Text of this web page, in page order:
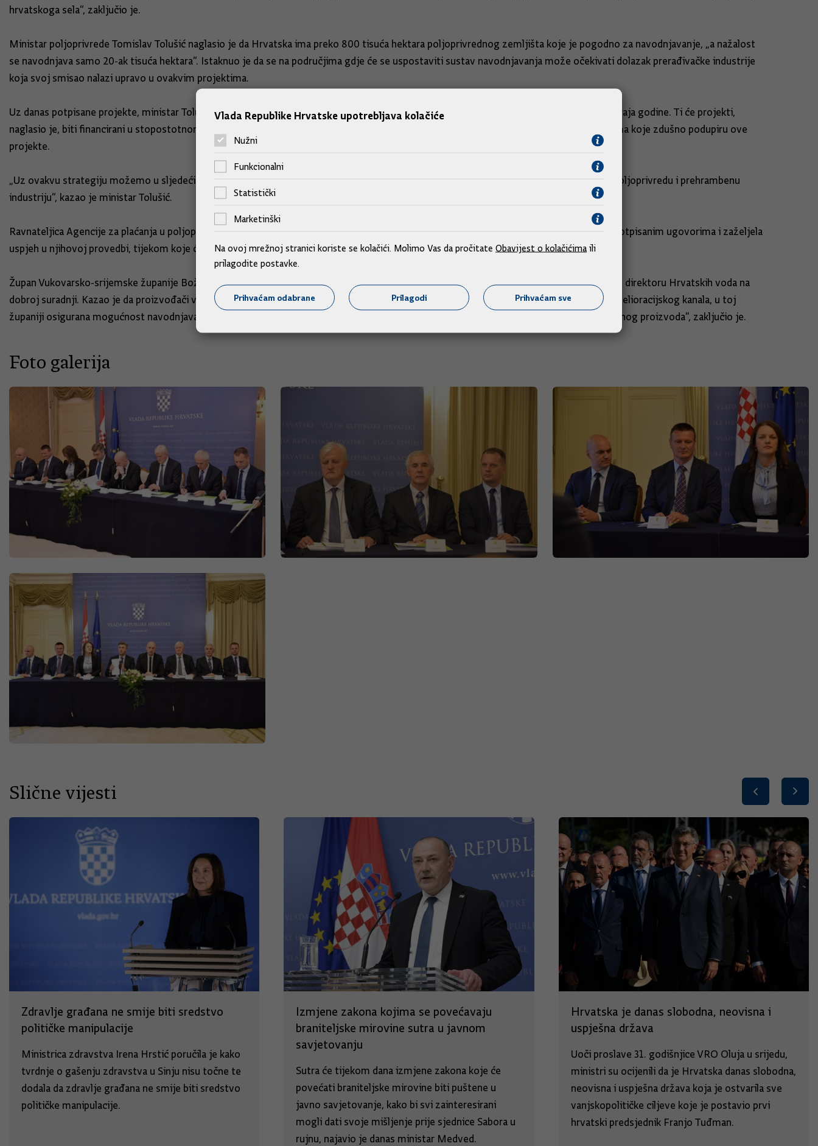
hrvatskoga sela“, zaključio je.
Ministar poljoprivrede Tomislav Tolušić naglasio je da Hrvatska ima preko 800 tisuća hektara poljoprivrednog zemljišta koje je pogodno za navodnjavanje, „a nažalost
se navodnjava samo 20-ak tisuća hektara“. Istaknuo je da se na područjima gdje će se uspostaviti sustav navodnjavanja može očekivati dolazak prerađivačke industrije
koja svoj smisao nalazi upravo u ovakvim projektima.
Uz danas potpisane projekte, ministar Tolušić kazao je da je u pripremi još sedam do osam projekata za koje će se natječaj raspisati do kraja godine. Ti će projekti,
naglasio je, biti financirani u stopostotnom iznosu. „Znači, trošak za same korisnike je nula posto“, rekao je. Zahvalio je Hrvatskim vodama koje zdušno podupiru ove
projekte.
„Uz ovakvu strategiju možemo u sljedećih pet godina udvostručiti površine pod sustavom navodnjavanja i nastaviti razvijati hrvatsku poljoprivredu i prehrambenu
industriju“, kazao je ministar Tolušić.
Ravnateljica Agencije za plaćanja u poljoprivredi, ribarstvu i ruralnom razvoju Matilda Copić čestitala je predstavnicima pet županija na potpisanim ugovorima i zaželjela
uspjeh u njihovoj provedbi, tijekom koje će im Agencija i dalje stajati na raspolaganju.
Župan Vukovarsko-srijemske županije Božo Galić zahvalio je ministru poljoprivrede na kvalitetnoj operativnoj pripremi ovih projekata, te direktoru Hrvatskih voda na
dobroj suradnji. Kazao je da proizvođači već čekaju da voda dođe do njihovih parcela, napomenuvši da je ovim projektom i izgradnjom melioracijskog kanala, u toj
županiji osigurana mogućnost navodnjavanja 1400 hektara poljoprivrednih površina. „Bez toga nema kvalitetne proizvodnje i konkurentnog proizvoda“, zaključio je.
Foto galerija
Slične vijesti
Zdravlje građana ne smije biti sredstvo
političke manipulacije
Ministrica zdravstva Irena Hrstić poručila je kako
tvrdnje o gašenju zdravstva u Sinju nisu točne te
dodala da zdravlje građana ne smije biti sredstvo
političke manipulacije.
Izmjene zakona kojima se povećavaju
braniteljske mirovine sutra u javnom
savjetovanju
Sutra će tijekom dana izmjene zakona koje će
povećati braniteljske mirovine biti puštene u
javno savjetovanje, kako bi svi zainteresirani
mogli dati svoje mišljenje prije sjednice Sabora u
rujnu, najavio je danas ministar Medved.
Hrvatska je danas slobodna, neovisna i
uspješna država
Uoči proslave 31. godišnjice VRO Oluja u srijedu,
ministri su ocijenili da je Hrvatska danas slobodna,
neovisna i uspješna država koja je ostvarila sve
vanjskopolitičke ciljeve koje je postavio prvi
hrvatski predsjednik Franjo Tuđman.
Vlada Republike Hrvatske upotrebljava kolačiće
Nužni
Funkcionalni
Statistički
Marketinški
Na ovoj mrežnoj stranici koriste se kolačići. Molimo Vas da pročitate Obavijest o kolačićima ili
prilagodite postavke.
Prihvaćam odabrane Prilagodi Prihvaćam sve